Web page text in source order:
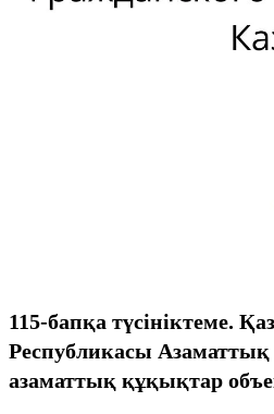
115-бапқа түсініктеме.
Республикасы Азаматтық
азаматтық құқықтар